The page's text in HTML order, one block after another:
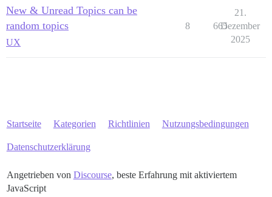
New & Unread Topics can be
random topics
UX
8 665
21.
Dezember
2025
Startseite Kategorien Richtlinien Nutzungsbedingungen
Datenschutzerklärung
Angetrieben von Discourse, beste Erfahrung mit aktiviertem
JavaScript